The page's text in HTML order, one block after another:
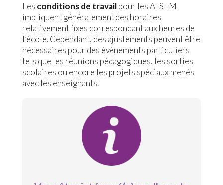
Les conditions de travailpour les ATSEM
impliquent généralement des horaires
relativement fixes correspondant aux heures de
l’école. Cependant, des ajustements peuvent être
nécessaires pour des événements particuliers
tels que les réunions pédagogiques, les sorties
scolaires ou encore les projets spéciaux menés
avec les enseignants.